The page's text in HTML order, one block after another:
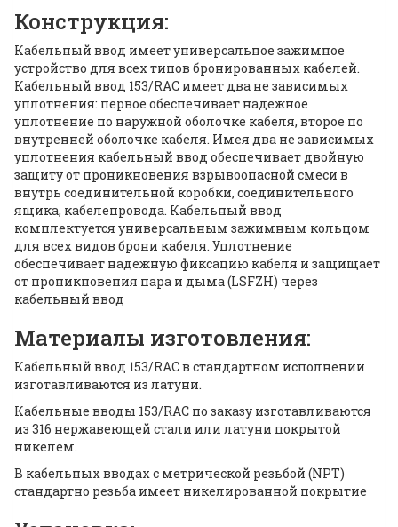
Конструкция:
Кабельный ввод имеет универcальное зажимное
устройство для всех типов бронированных кабелей.
Кабельный ввод 153/RAC имеет два не зависимых
уплотнения: первое обеспечивает надежное
уплотнение по наружной оболочке кабеля, второе по
внутренней оболочке кабеля. Имея два не зависимых
уплотнения кабельный ввод обеспечивает двойную
защиту от проникновения взрывоопасной смеси в
внутрь соединительной коробки, соединительного
ящика, кабелепровода. Кабельный ввод
комплектуется универсальным зажимным кольцом
для всех видов брони кабеля. Уплотнение
обеспечивает надежную фиксацию кабеля и защищает
от проникновения пара и дыма (LSFZH) через
кабельный ввод
Материалы изготовления:
Кабельный ввод 153/RAC в стандартном исполнении
изготавливаются из латуни.
Кабельные вводы 153/RAC по заказу изготавливаются
из 316 нержавеющей стали или латуни покрытой
никелем.
В кабельных вводах с метрической резьбой (NPT)
cтандартно резьба имеет никелированной покрытие